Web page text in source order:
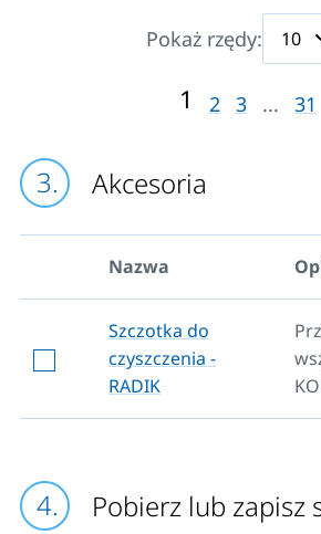
Pokaż rzędy:
1 2 3 ... 31
Akcesoria
Nazwa
Szczotka do
czyszczenia -
RADIK
Pobierz lub zapisz